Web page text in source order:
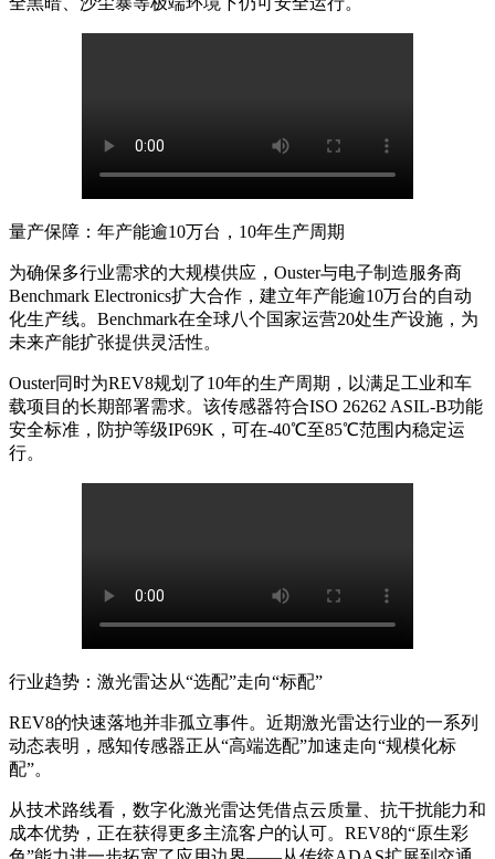
量产保障：年产能逾10万台，10年生产周期
为确保多行业需求的大规模供应， Ouster与电子制造服务商
Benchmark Electronics扩大合作，建立年产能逾10万台的自动
化生产线。Benchmark在全球八个国家运营20处生产设施，为
未来产能扩张提供灵活性。
Ouster同时为REV8规划了10年的生产周期，以满足工业和车
载项目的长期部署需求。该传感器符合ISO 26262 ASIL-B功能
安全标准，防护等级IP69K，可在-40℃至85℃范围内稳定运
行。
行业趋势：激光雷达从“选配”走向“标配”
REV8的快速落地并非孤立事件。近期激光雷达行业的一系列
动态表明，感知传感器正从“高端选配”加速走向“规模化标
配”。
从技术路线看，数字化激光雷达凭借点云质量、抗干扰能力和
成本优势，正在获得更多主流客户的认可。 REV8的“原生彩